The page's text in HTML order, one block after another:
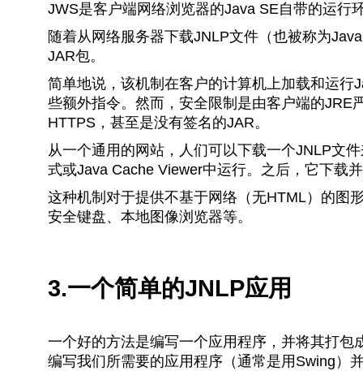
JWS是客户端网络浏览器的Java SE自带的运行
随着从网络服务器下载JNLP文件（也被称为
JAR包。
简单地说，该机制在客户的计算机上加载和运
些额外指令。然而，安全限制是由客户端的JRE
HTTPS，甚至是没有签名的JAR。
从一个通用的网站，人们可以下载一个JNLP文
式或Java Cache Viewer中运行。之后，它下载
这种机制对于提供不基于网络（无HTML）的图
安全键盘、本地图像浏览器等。
3.一个简单的JNLP应用
一个好的方法是编写一个应用程序，并将其打
编写我们所需要的应用程序（通常是用Swing）